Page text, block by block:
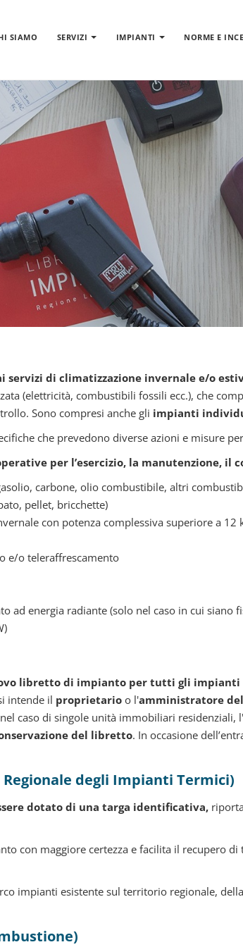
SIAMO SERVIZI IMPIANTI NORME E
servizi di climatizzazione invernale e/o
(elettricità, combustibili fossili ecc.), che
Sono compresi anche gli impianti
che prevedono diverse azioni e misure
per l’esercizio, la manutenzione, il
carbone, olio combustibile, altri
pellet, bricchette)
con potenza complessiva superiore a 12
e/o teleraffrescamento
ad energia radiante (solo nel caso in cui siano
libretto di impianto per tutti gli
intende il proprietario o l'amministratore
caso di singole unità immobiliari
del libretto. In occasione
degli Impianti Termici)
dotato di una targa identificativa,
con maggiore certezza e facilita il recupero
impianti esistente sul territorio regionale,